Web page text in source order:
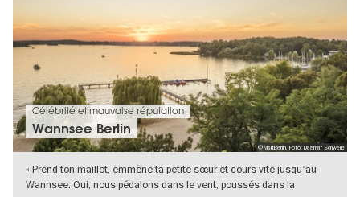
© visitBerlin, Foto: Dagmar Schwelle
Célébrité et mauvaise réputation
Wannsee Berlin
« Prend ton maillot, emmène ta petite sœur et cours vite jusqu'au
Wannsee. Oui, nous pédalons dans le vent, poussés dans la